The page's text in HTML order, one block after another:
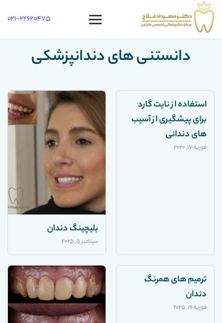
Open
021-22620475
دانستنی های دندانپزشکی
استفاده از نایت گارد
برای پیشگیری از آسیب
های دندانی
فوریه 17, 2020
بلیچینگ دندان
سپتامبر 5, 2025
ترمیم های همرنگ
دندان
فوریه 19, 2025